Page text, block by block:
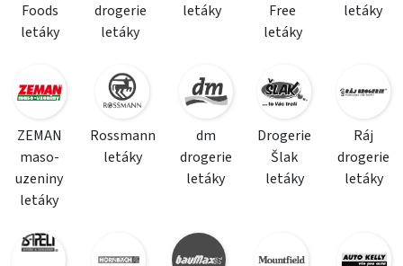
Foods
letáky
drogerie
letáky
letáky
Free
letáky
letáky
ZEMAN
maso-
uzeniny
letáky
Rossmann
letáky
dm
drogerie
letáky
Drogerie
Šlak
letáky
Ráj
drogerie
letáky